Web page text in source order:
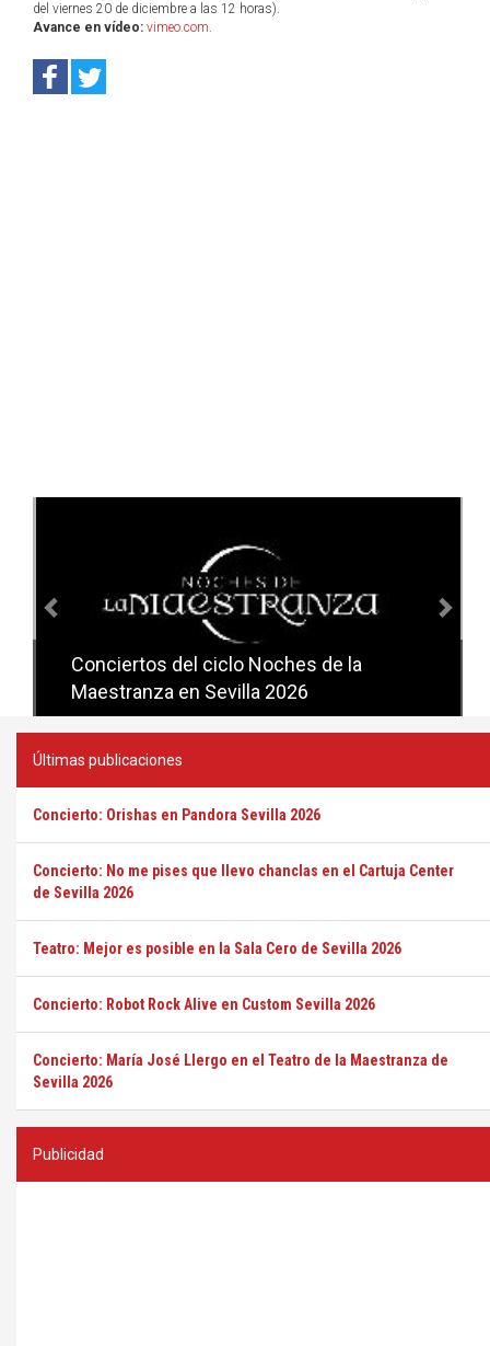
del viernes 20 de diciembre a las 12 horas).
Avance en vídeo: vimeo.com.
Conciertos del ciclo Noches de la
Maestranza en Sevilla 2026
Conciertos del ciclo Candlelight en
Sevilla
Últimas publicaciones
Concierto: Orishas en Pandora Sevilla 2026
Concierto: No me pises que llevo chanclas en el Cartuja Center
de Sevilla 2026
Teatro: Mejor es posible en la Sala Cero de Sevilla 2026
Concierto: Robot Rock Alive en Custom Sevilla 2026
Concierto: María José Llergo en el Teatro de la Maestranza de
Sevilla 2026
Publicidad